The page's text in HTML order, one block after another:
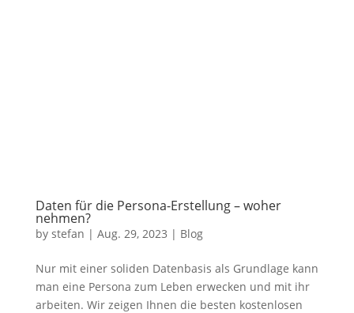
Daten für die Persona-Erstellung – woher
nehmen?
by stefan | Aug. 29, 2023 | Blog
Nur mit einer soliden Datenbasis als Grundlage kann
man eine Persona zum Leben erwecken und mit ihr
arbeiten. Wir zeigen Ihnen die besten kostenlosen